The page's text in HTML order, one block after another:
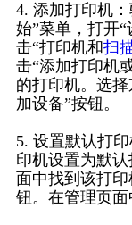
4. 添加打印机
始”菜单，打开
击“打印机和扫
击“添加打印机
的打印机。选择
加设备”按钮。
5. 设置默认打
印机设置为默
面中找到该打
钮。在管理页面